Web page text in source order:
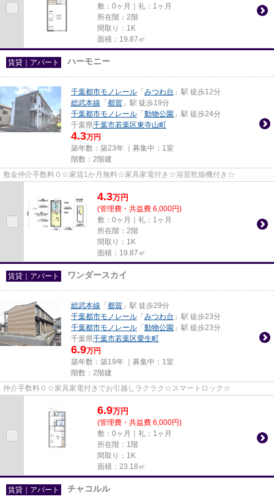
敷：0ヶ月｜礼：1ヶ月
所在階：2階
間取り：1K
面積：19.87㎡
賃貸｜アパート ハーモニー
千葉都市モノレール 「 みつわ台 」駅 徒歩12分
総武本線 「 都賀 」駅 徒歩19分
千葉都市モノレール 「 動物公園 」駅 徒歩24分
千葉県千葉市若葉区東寺山町
4.3万円
築年数：築23年 ｜募集中： 1室
階数：2階建
敷金仲介手数料０☆家賃1か月無料☆家具家電付き☆浴室乾燥機付き☆
4.3万円
(管理費・共益費 6,000円)
敷：0ヶ月｜礼：1ヶ月
所在階：2階
間取り：1K
面積：19.87㎡
賃貸｜アパート ワンダースカイ
総武本線 「 都賀 」駅 徒歩29分
千葉都市モノレール 「 みつわ台 」駅 徒歩23分
千葉都市モノレール 「 動物公園 」駅 徒歩23分
千葉県千葉市若葉区愛生町
6.9万円
築年数：築19年 ｜募集中： 1室
階数：2階建
仲介手数料０☆家具家電付きでお引越しラクラク☆スマートロック☆
6.9万円
(管理費・共益費 6,000円)
敷：0ヶ月｜礼：1ヶ月
所在階：1階
間取り：1K
面積：23.18㎡
賃貸｜アパート チャコルル